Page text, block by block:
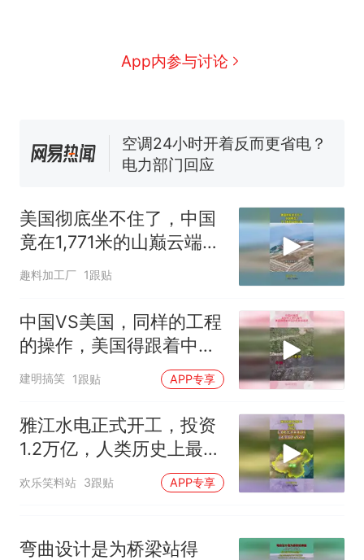
App内参与讨论
搬家报价570元，搬到楼下交
5060元才肯搬上楼！女子傻眼
佛山一中学招聘物理教师，笔
试前13名均遭淘汰？教育局：
核查
搜，网友：天塌了！
热 那个在床头放菜刀的女孩，
因老师一句“跟我回家”改写了
美国彻底坐不住了，中国
竟在1,771米的山巅云端，
架起超级机场
趣料加工厂 1跟贴
中国VS美国，同样的工程
的操作，美国得跟着中国
的屁股后面追
建明搞笑 1跟贴 APP专享
雅江水电正式开工，投资
1.2万亿，人类历史上最大
基建工程要来了
欢乐笑料站 3跟贴 APP专享
弯曲设计是为桥梁站得